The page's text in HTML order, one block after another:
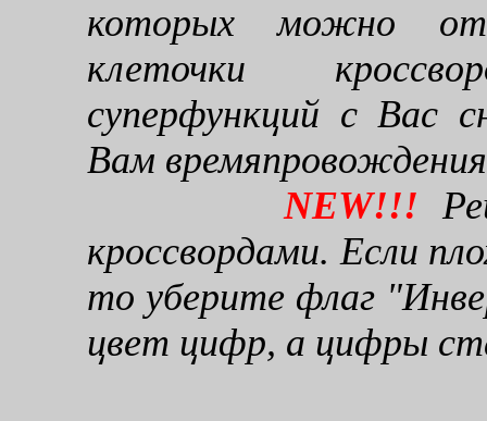
которых можно
клеточки
суперфункций с Вас
Вам
NEW!!!
кроссвордами. Если
то уберите флаг
цвет цифр, а цифры